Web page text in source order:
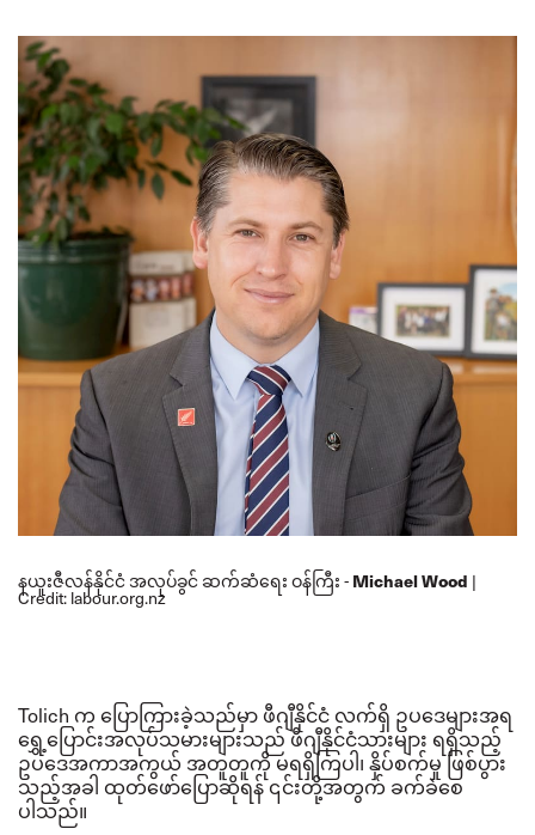
နယူးဇီလန်နိုင်ငံ အလုပ်ခွင် ဆက်ဆံရေး ဝန်ကြီး - Michael Wood |
Credit: labour.org.nz
Tolich က ပြောကြားခဲ့သည်မှာ ဖီဂျီနိုင်ငံ လက်ရှိ ဥပဒေများအရ
ရွှေ့ပြောင်းအလုပ်သမားများသည် ဖီဂျီနိုင်ငံသားများ ရရှိသည့်
ဥပဒေအကာအကွယ် အတူတူကို မရရှိကြပါ၊ နှိပ်စက်မှု ဖြစ်ပွား
သည့်အခါ ထုတ်ဖော်ပြောဆိုရန် ၎င်းတို့အတွက် ခက်ခဲစေ
ပါသည်။